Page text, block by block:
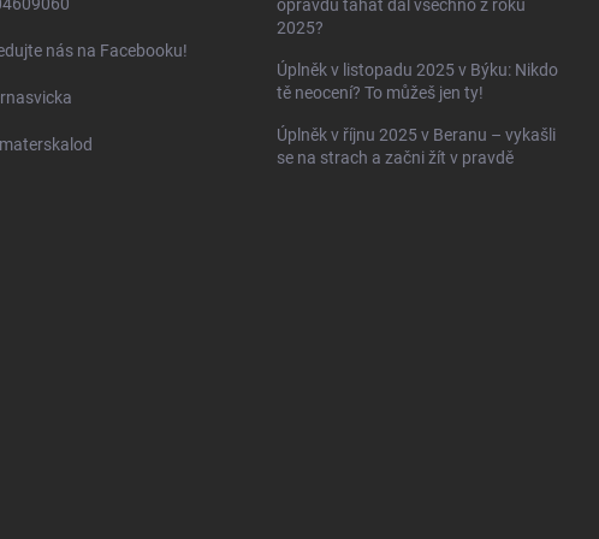
nás na Facebooku!
opravdu tahat dál všechno z roku
2025?
Úplněk v listopadu 2025 v Býku: Nikdo
tě neocení? To můžeš jen ty!
Úplněk v říjnu 2025 v Beranu – vykašli
se na strach a začni žít v pravdě